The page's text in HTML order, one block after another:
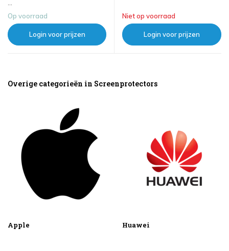
Op voorraad
Login voor prijzen
Niet op voorraad
Login voor prijzen
Overige categorieën in Screenprotectors
Apple Huawei